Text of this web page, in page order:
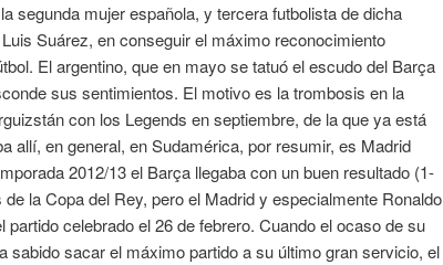
segunda mujer española, y tercera futbolista de dicha
Suárez, en conseguir el máximo reconocimiento
El argentino, que en mayo se tatuó el escudo del Barça
sus sentimientos. El motivo es la trombosis en la
con los Legends en septiembre, de la que ya está
allí, en general, en Sudamérica, por resumir, es Madrid
2012/13 el Barça llegaba con un buen resultado (1-
la Copa del Rey, pero el Madrid y especialmente Ronaldo
partido celebrado el 26 de febrero. Cuando el ocaso de su
sabido sacar el máximo partido a su último gran servicio, el